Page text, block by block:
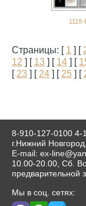
1118-
Страницы: [ 1 ] [
12 ] [ 13 ] [ 14 ] [
[ 23 ] [ 24 ] [ 25 ] [
8-910-127-0100 4-
г.Нижний
E-mail: ex-
10.00-20.00, Сб.
предварительной
Мы в соц. сетях: